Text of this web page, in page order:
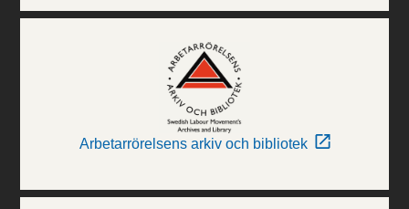
Arbetarrörelsens arkiv och bibliotek